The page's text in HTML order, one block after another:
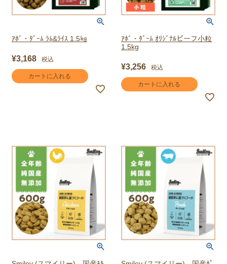
ｱﾎﾞ・ﾀﾞｰﾑ ﾗﾑ&ﾗｲｽ 1.5㎏
¥3,168 税込
カートに入れる
ｱﾎﾞ・ﾀﾞｰﾑ ｵﾘｼﾞﾅﾙビーフ小粒
1.5kg
¥3,256 税込
カートに入れる